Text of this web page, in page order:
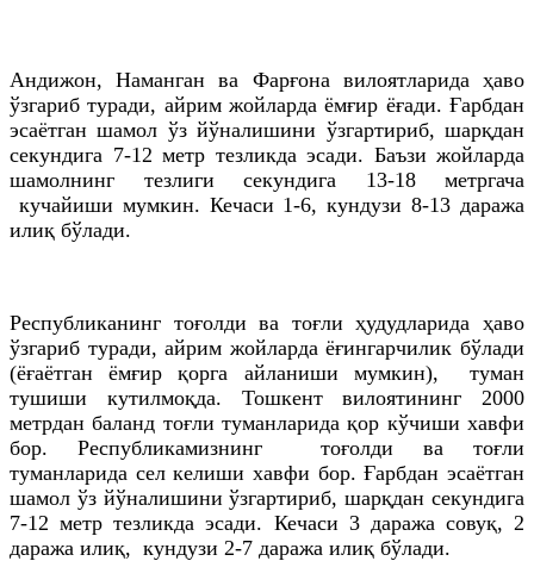
Андижон, Наманган ва Фарғона вилоятларида ҳаво
ўзгариб туради, айрим жойларда ёмғир ёғади. Ғарбдан
эсаётган шамол ўз йўналишини ўзгартириб, шарқдан
секундига 7-12 метр тезликда эсади. Баъзи жойларда
шамолнинг тезлиги секундига 13-18 метргача
кучайиши мумкин. Кечаси 1-6, кундузи 8-13 даража
илиқ бўлади.
Республиканинг тоғолди ва тоғли ҳудудларида ҳаво
ўзгариб туради, айрим жойларда ёғингарчилик бўлади
(ёғаётган ёмғир қорга айланиши мумкин), туман
тушиши кутилмоқда. Тошкент вилоятининг 2000
метрдан баланд тоғли туманларида қор кўчиши хавфи
бор. Республикамизнинг тоғолди ва тоғли
туманларида сел келиши хавфи бор. Ғарбдан эсаётган
шамол ўз йўналишини ўзгартириб, шарқдан секундига
7-12 метр тезликда эсади. Кечаси 3 даража совуқ, 2
даража илиқ, кундузи 2-7 даража илиқ бўлади.